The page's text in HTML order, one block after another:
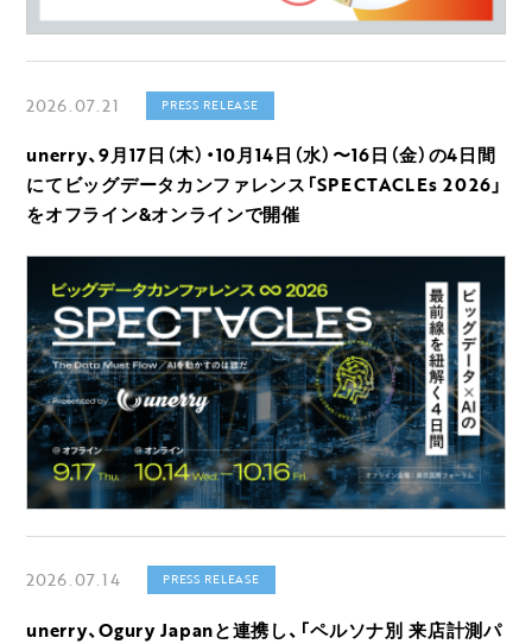
2026.07.21 PRESS RELEASE
unerry、9月17日（木）・10月14日（水）〜16日（金）の4日間
にてビッグデータカンファレンス「SPECTACLEs 2026」
をオフライン&オンラインで開催
2026.07.14 PRESS RELEASE
unerry、Ogury Japanと連携し、「ペルソナ別 来店計測パ